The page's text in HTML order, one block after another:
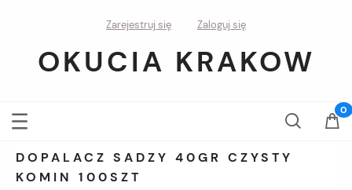
Zarejestruj się Zaloguj się
OKUCIA KRAKOW
DOPALACZ SADZY 40GR CZYSTY
KOMIN 100SZT